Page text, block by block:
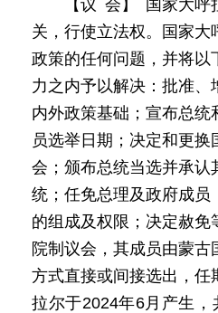
【议 会】 国家大呼
关，行使立法权。国家大
政策的任何问题，并将以
力之内予以解决：批准、
内外政策基础；宣布总统
员选举日期；决定和更换
会；颁布总统当选并承认
统；任免总理及政府成员
的组成及权限；决定赦免
院制议会，其成员由蒙
方式直接或间接选出，任
拉尔于2024年6月产生